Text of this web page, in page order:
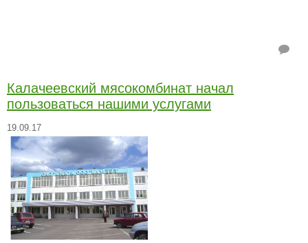
Калачеевский мясокомбинат начал
пользоваться нашими услугами
19.09.17